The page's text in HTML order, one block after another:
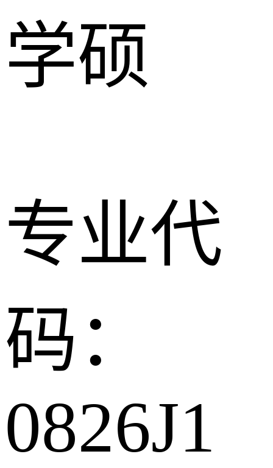
学硕
专业代
码：
0826J1